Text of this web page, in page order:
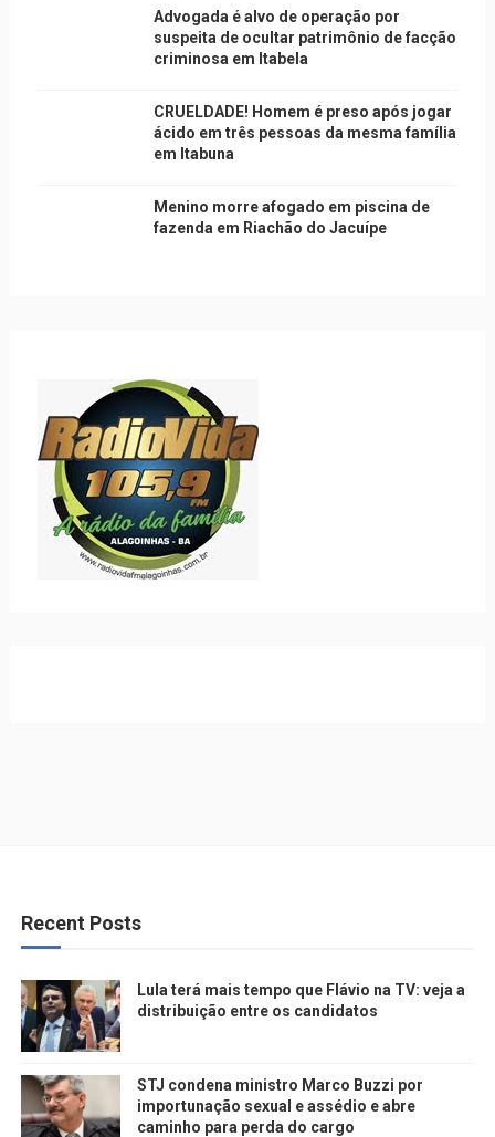
Advogada é alvo de operação por
suspeita de ocultar patrimônio de facção
criminosa em Itabela
CRUELDADE! Homem é preso após jogar
ácido em três pessoas da mesma família
em Itabuna
Menino morre afogado em piscina de
fazenda em Riachão do Jacuípe
Recent Posts
Lula terá mais tempo que Flávio na TV: veja a
distribuição entre os candidatos
STJ condena ministro Marco Buzzi por
importunação sexual e assédio e abre
caminho para perda do cargo